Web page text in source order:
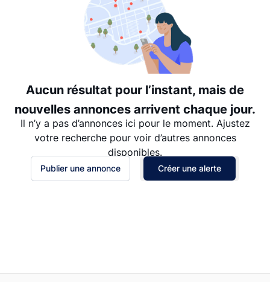
Aucun résultat pour l’instant, mais de
nouvelles annonces arrivent chaque jour.
Il n’y a pas d’annonces ici pour le moment. Ajustez
votre recherche pour voir d’autres annonces
disponibles.
Publier une annonce Créer une alerte